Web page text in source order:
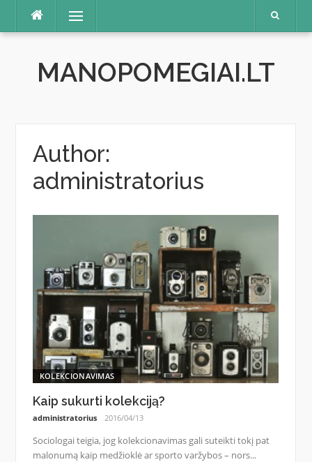
content
Menu
MANOPOMEGIAI.LT
Author:
administratorius
KOLEKCIONAVIMAS
Kaip sukurti kolekciją?
administratorius 2016/04/13
Sociologai teigia, jog kolekcionavimas gali suteikti tokį pat
malonumą kaip medžioklė ar sporto varžybos – nors...